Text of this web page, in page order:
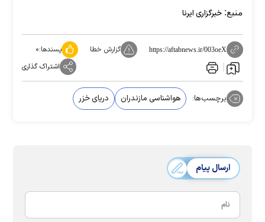
منبع: خبرگزاری ایرنا
https://aftabnews.ir/003oeX گزارش خطا پسندها:۰
اشتراک گذاری
برچسب‌ها: هواشناسی مازندران دریای خزر
ارسال پیام